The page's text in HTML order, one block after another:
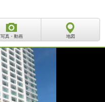
写真・動画 地図